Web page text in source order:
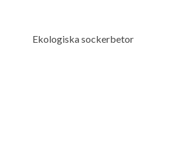
Ekologiska sockerbetor